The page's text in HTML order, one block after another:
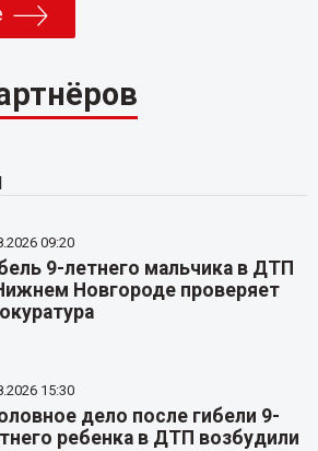
09:20
9-летнего мальчика в ДТП
Новгороде проверяет
15:30
дело после гибели 9-
ребенка в ДТП возбудили